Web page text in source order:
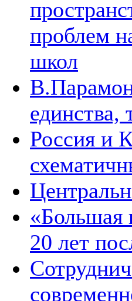
проблем
школ
единства,
Россия и
«Большая
20 лет